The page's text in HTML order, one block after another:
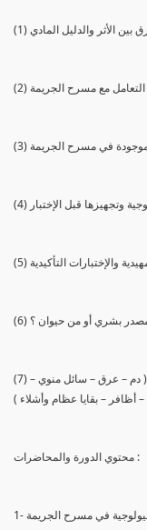
بين الأثر والدليل المادي
مع مسرح الجريمة
الموجودة في مسرح الجريمة
وتجهيزها قبل الإختبار
والإختبارات التأكيدية
مصدر بشري أو من حيوان ؟
(7) إجراء الإختبارات علي العينة البيولوجية لتحديد صاحبها ( دم – عرق – سائل منوي –
أظافر – بقايا عظام وأشلاء )
محتوي الدورة والمحاضرات :
في مسرح الجريمة